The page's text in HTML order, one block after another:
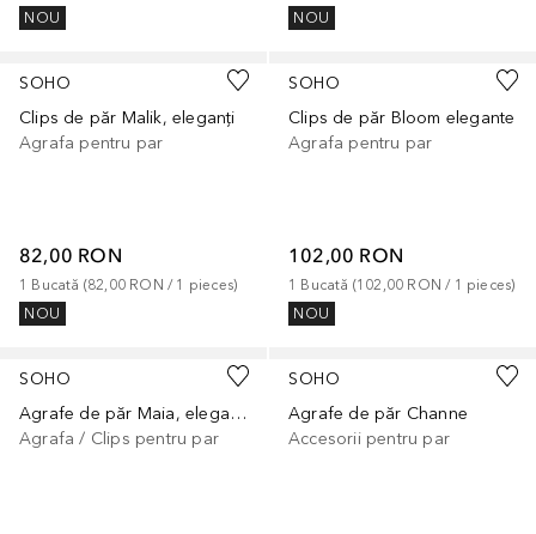
NOU
NOU
SOHO
Clips de păr Malik, eleganți
Agrafa pentru par
82,00 RON
1 Bucată (82,00 RON / 1 pieces)
NOU
SOHO
Clips de păr Bloom elegante
Agrafa pentru par
102,00 RON
1 Bucată (102,00 RON / 1 pieces)
NOU
SOHO
Agrafe de păr Maia, elegante
Agrafa / Clips pentru par
SOHO
Agrafe de păr Channe
Accesorii pentru par